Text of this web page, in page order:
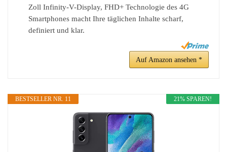
Zoll Infinity-V-Display, FHD+ Technologie des 4G
Smartphones macht Ihre täglichen Inhalte scharf,
definiert und klar.
Auf Amazon ansehen *
21% SPAREN!
BESTSELLER NR. 11